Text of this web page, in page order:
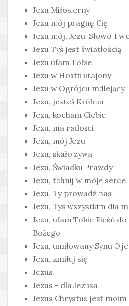
Jezu Miłosierny
Jezu mój pragnę Cię
Jezu mój, Jezu, Słowo Twe
Jezu Tyś jest światłością
Jezu ufam Tobie
Jezu w Hostii utajony
Jezu w Ogrójcu mdlejący
Jezu, jesteś Królem
Jezu, kocham Ciebie
Jezu, ma radości
Jezu, mój Jezu
Jezu, skało żywa
Jezu, Świadku Prawdy
Jezu, tchnij w moje serce
Jezu, Ty prowadź nas
Jezu, Tyś wszystkim dla
Jezu, ufam Tobie Pieśń
Bożego
Jezu, umiłowany Synu
Jezu, zmiłuj się
Jezus
Jezus - dla Jezusa
Jezus Chrystus jest